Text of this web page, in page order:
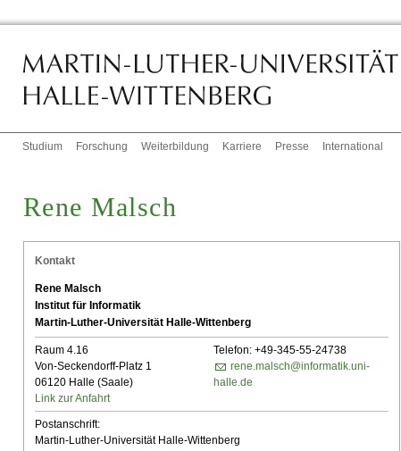
Studium Forschung Weiterbildung Karriere Presse International
Rene Malsch
Kontakt
Rene Malsch
Institut für Informatik
Martin-Luther-Universität Halle-Wittenberg
Raum 4.16
Von-Seckendorff-Platz 1
06120 Halle (Saale)
Link zur Anfahrt
Telefon: +49-345-55-24738
rene.malsch@informatik.uni-
halle.de
Postanschrift:
Martin-Luther-Universität Halle-Wittenberg